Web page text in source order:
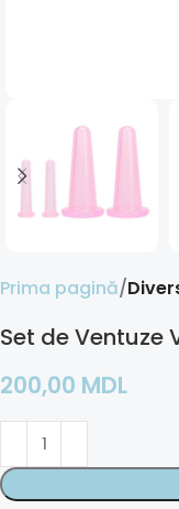
Prima pagină
Set de Ventuze
200,00 MDL